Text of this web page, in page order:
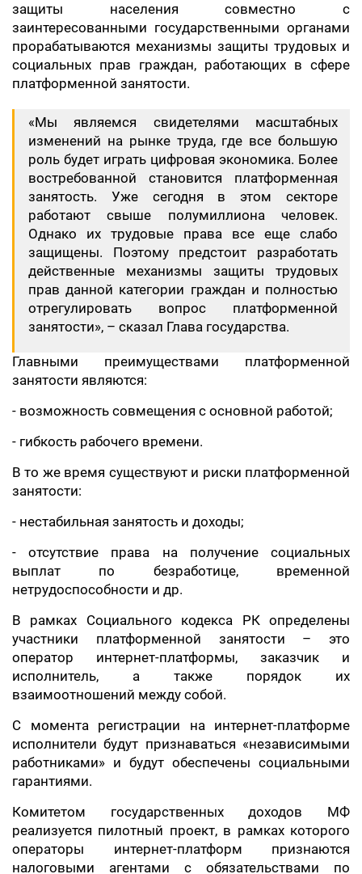
защиты населения совместно с
заинтересованными государственными органами
прорабатываются механизмы защиты трудовых и
социальных прав граждан, работающих в сфере
платформенной занятости.
«Мы являемся свидетелями масштабных
изменений на рынке труда, где все большую
роль будет играть цифровая экономика. Более
востребованной становится платформенная
занятость. Уже сегодня в этом секторе
работают свыше полумиллиона человек.
Однако их трудовые права все еще слабо
защищены. Поэтому предстоит разработать
действенные механизмы защиты трудовых
прав данной категории граждан и полностью
отрегулировать вопрос платформенной
занятости», – сказал Глава государства.
Главными преимуществами платформенной
занятости являются:
- возможность совмещения с основной работой;
- гибкость рабочего времени.
В то же время существуют и риски платформенной
занятости:
- нестабильная занятость и доходы;
- отсутствие права на получение социальных
выплат по безработице, временной
нетрудоспособности и др.
В рамках Социального кодекса РК определены
участники платформенной занятости – это
оператор интернет-платформы, заказчик и
исполнитель, а также порядок их
взаимоотношений между собой.
С момента регистрации на интернет-платформе
исполнители будут признаваться «независимыми
работниками» и будут обеспечены социальными
гарантиями.
Комитетом государственных доходов МФ
реализуется пилотный проект, в рамках которого
операторы интернет-платформ признаются
налоговыми агентами с обязательствами по